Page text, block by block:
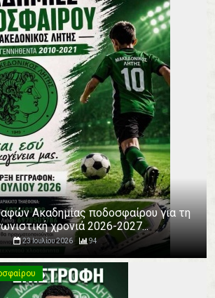
Ακαδημίας ποδοσφαίρου για τη
χρονιά 2026-2027...
23 Ιουλίου 2026 94